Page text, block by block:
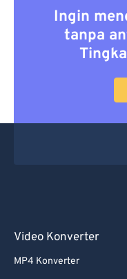
Ingin
tanpa
Video Konverter
MP4 Konverter